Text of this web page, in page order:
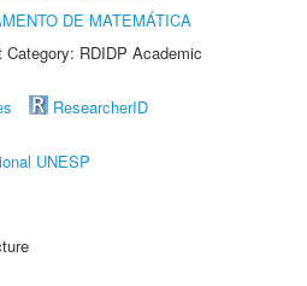
DE MATEMÁTICA
RDIDP Academic
ResearcherID
UNESP